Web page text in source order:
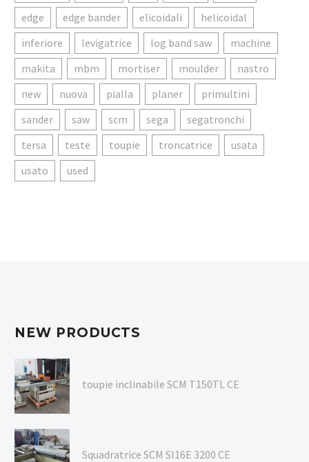
edge
edge bander elicoidali
helicoidal
inferiore
levigatrice log band saw
machine
makita
mbm mortiser moulder
nastro
new
nuova pialla planer
primultini
sander
saw scm sega
segatronchi
tersa
teste toupie troncatrice
usata
usato
used
NEW PRODUCTS
toupie inclinabile SCM T150TL CE
Squadratrice SCM SI16E 3200 CE